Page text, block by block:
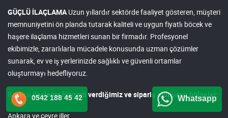
GÜÇLÜ İLAÇLAMAUzun yıllardır sektörde faaliyet gösteren, müşteri
memnuniyetini ön planda tutarak kaliteli ve uygun fiyatlı böcek ve
haşere ilaçlama hizmetleri sunan bir firmadır. Profesyonel
ekibimizle, zararlılarla mücadele konusunda uzman çözümler
sunarak, ev ve iş yerlerinizde sağlıklı ve güvenli ortamlar
oluşturmayı hedefliyoruz.
Başlıcailaçlama hizmeti verdiğimiz ve sipariş aldığımız bölgeler:
Ankara ve çevre iller.
0542 188 45 42 Whatsapp